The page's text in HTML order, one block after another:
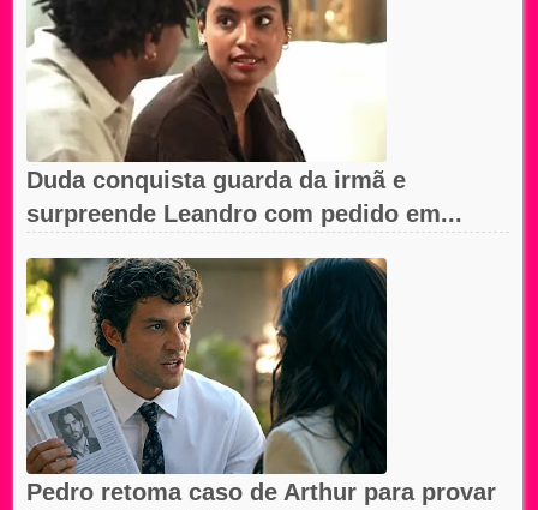
Duda conquista guarda da irmã e
surpreende Leandro com pedido em...
Pedro retoma caso de Arthur para provar